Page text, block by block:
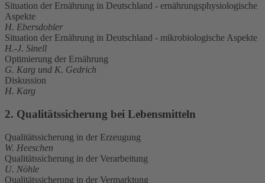
Situation der Ernährung in Deutschland - ernährungsphysiologische
Aspekte
H. Ebersdobler
Situation der Ernährung in Deutschland - mikrobiologische Aspekte
H.-J. Sinell
Optimierung der Ernährung
G. Karg und K. Gedrich
Diskussion
H. Karg
2. Qualitätssicherung bei Lebensmitteln
Qualitätssicherung in der Erzeugung
W. Heeschen
Qualitätssicherung in der Verarbeitung
U. Nöhle
Qualitätssicherung in der Vermarktung